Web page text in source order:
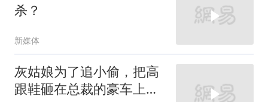
杀？
新媒体
灰姑娘为了追小偷，把高
跟鞋砸在总裁的豪车上，